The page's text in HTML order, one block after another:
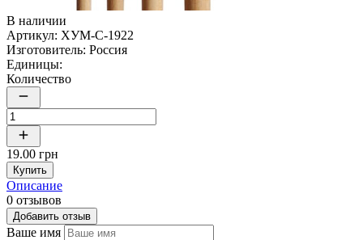
В наличии
Артикул: ХУМ-C-1922
Изготовитель: Россия
Единицы:
Количество
19.00 грн
Купить
Описание
0 отзывов
Добавить отзыв
Ваше имя